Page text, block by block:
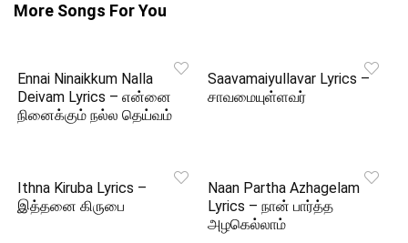
More Songs For You
Ennai Ninaikkum Nalla
Deivam Lyrics – என்னை
நினைக்கும் நல்ல தெய்வம்
Saavamaiyullavar Lyrics –
சாவமையுள்ளவர்
Ithna Kiruba Lyrics –
இத்தனை கிருபை
Naan Partha Azhagelam
Lyrics – நான் பார்த்த
அழகெல்லாம்